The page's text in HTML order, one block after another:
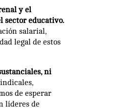
y el
sector educativo.
salarial,
legal de estos
ni
de esperar
líderes de